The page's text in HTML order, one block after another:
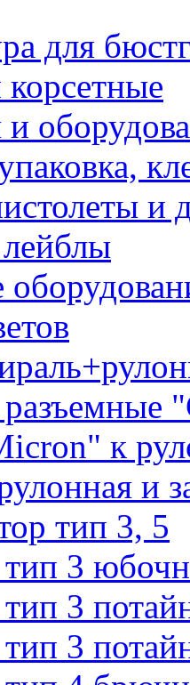
для
и
к
и
тип 3, 5
3
3
3